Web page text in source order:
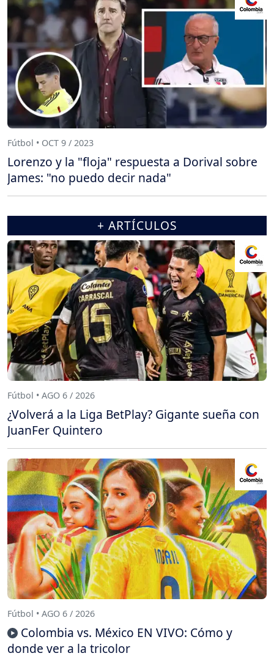
Fútbol • OCT 9 / 2023
Lorenzo y la "floja" respuesta a Dorival sobre
James: "no puedo decir nada"
+ ARTÍCULOS
Fútbol • AGO 6 / 2026
¿Volverá a la Liga BetPlay? Gigante sueña con
JuanFer Quintero
Fútbol • AGO 6 / 2026
Colombia vs. México EN VIVO: Cómo y
donde ver a la tricolor